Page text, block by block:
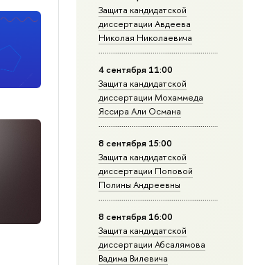
Защита кандидатской
диссертации Авдеева
Николая Николаевича
4 сентября 11:00
Защита кандидатской
диссертации Мохаммеда
Яссира Али Османа
8 сентября 15:00
Защита кандидатской
диссертации Поповой
Полины Андреевны
8 сентября 16:00
Защита кандидатской
диссертации Абсалямова
Вадима Вилевича